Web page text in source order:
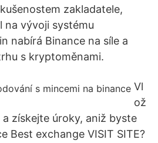
zakladatele,
na vývoji systému
nabírá Binance na síle a
s kryptoměnami.
Vl
ož
získejte úroky, aniž byste
Best exchange VISIT SITE?